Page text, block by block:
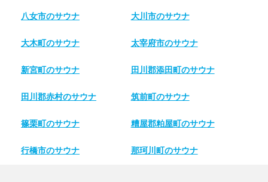
八女市のサウナ 大川市のサウナ
大木町のサウナ 太宰府市のサウナ
新宮町のサウナ 田川郡添田町のサウナ
田川郡赤村のサウナ 筑前町のサウナ
篠栗町のサウナ 糟屋郡粕屋町のサウナ
行橋市のサウナ 那珂川町のサウナ